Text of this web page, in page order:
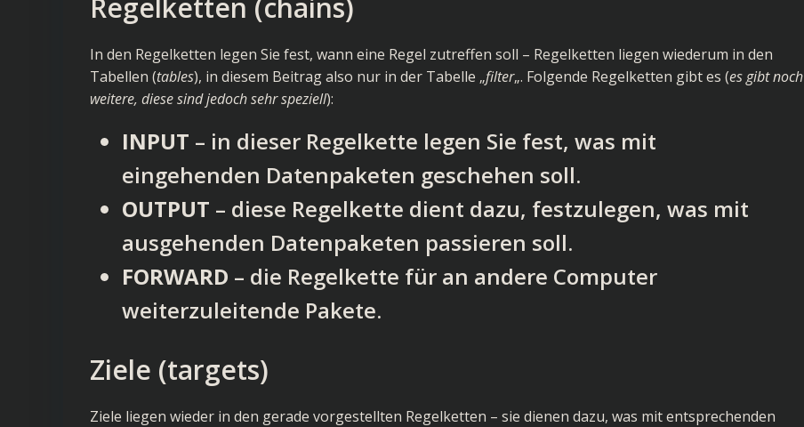
Regelketten (chains)
In den Regelketten legen Sie fest, wann eine Regel zutreffen soll – Regelketten liegen wiederum in den
Tabellen (tables), in diesem Beitrag also nur in der Tabelle „filter„. Folgende Regelketten gibt es (es gibt noch
weitere, diese sind jedoch sehr speziell):
INPUT – in dieser Regelkette legen Sie fest, was mit
eingehenden Datenpaketen geschehen soll.
OUTPUT – diese Regelkette dient dazu, festzulegen, was mit
ausgehenden Datenpaketen passieren soll.
FORWARD – die Regelkette für an andere Computer
weiterzuleitende Pakete.
Ziele (targets)
Ziele liegen wieder in den gerade vorgestellten Regelketten – sie dienen dazu, was mit entsprechenden